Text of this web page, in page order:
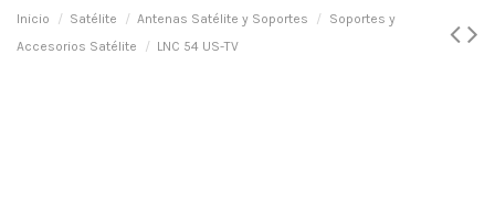
Inicio Satélite Antenas Satélite y Soportes
Soportes y
Accesorios Satélite
LNC 54 US-TV